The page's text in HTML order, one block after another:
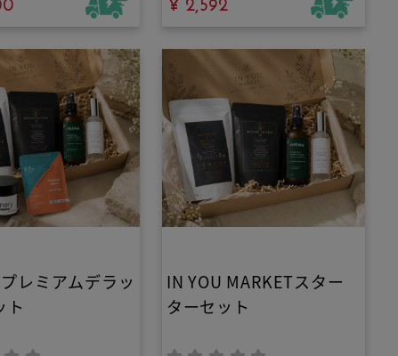
冷感ミスト
三大備長炭の一つである
高級日向備長炭パウダー
を絶妙なバランスで配
合！
レミアムデラッ
ト
IN YOU MARKETスター
ターセット